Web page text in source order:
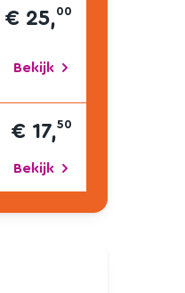
€ 25,00
Bekijk
€ 17,50
Bekijk